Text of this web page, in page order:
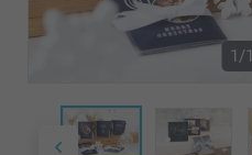
1/